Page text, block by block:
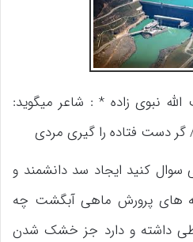
الله نبوی زاده * : شاعر میگوید:
گر دست فتاده را گیری مردی
سوال کنید ایجاد سد دانشمند و
های پرورش ماهی آبگشت چه
داشته و دارد جز خشک شدن